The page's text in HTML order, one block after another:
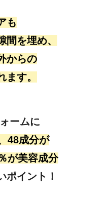
も
間を埋め、
からの
す。
ームに
48成分が
が美容成分
ポイント！